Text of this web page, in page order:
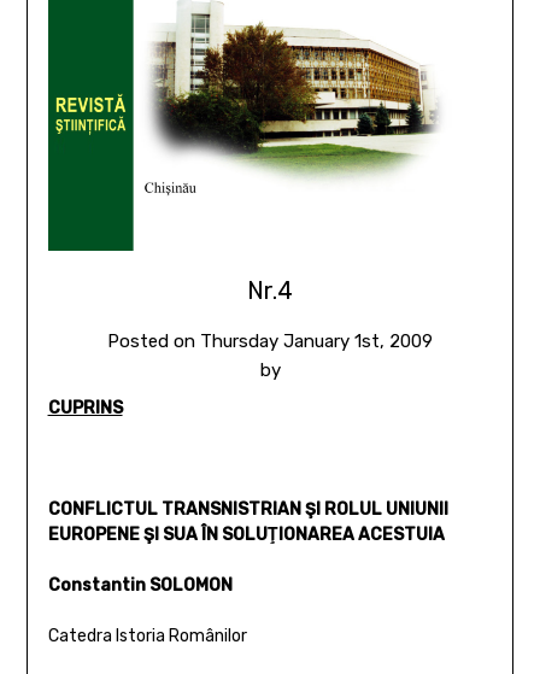
Nr.4
Posted on Thursday January 1st, 2009
by
CUPRINS
CONFLICTUL TRANSNISTRIAN ŞI ROLUL UNIUNII
EUROPENE ŞI SUA ÎN SOLUŢIONAREA ACESTUIA
Constantin SOLOMON
Catedra Istoria Românilor